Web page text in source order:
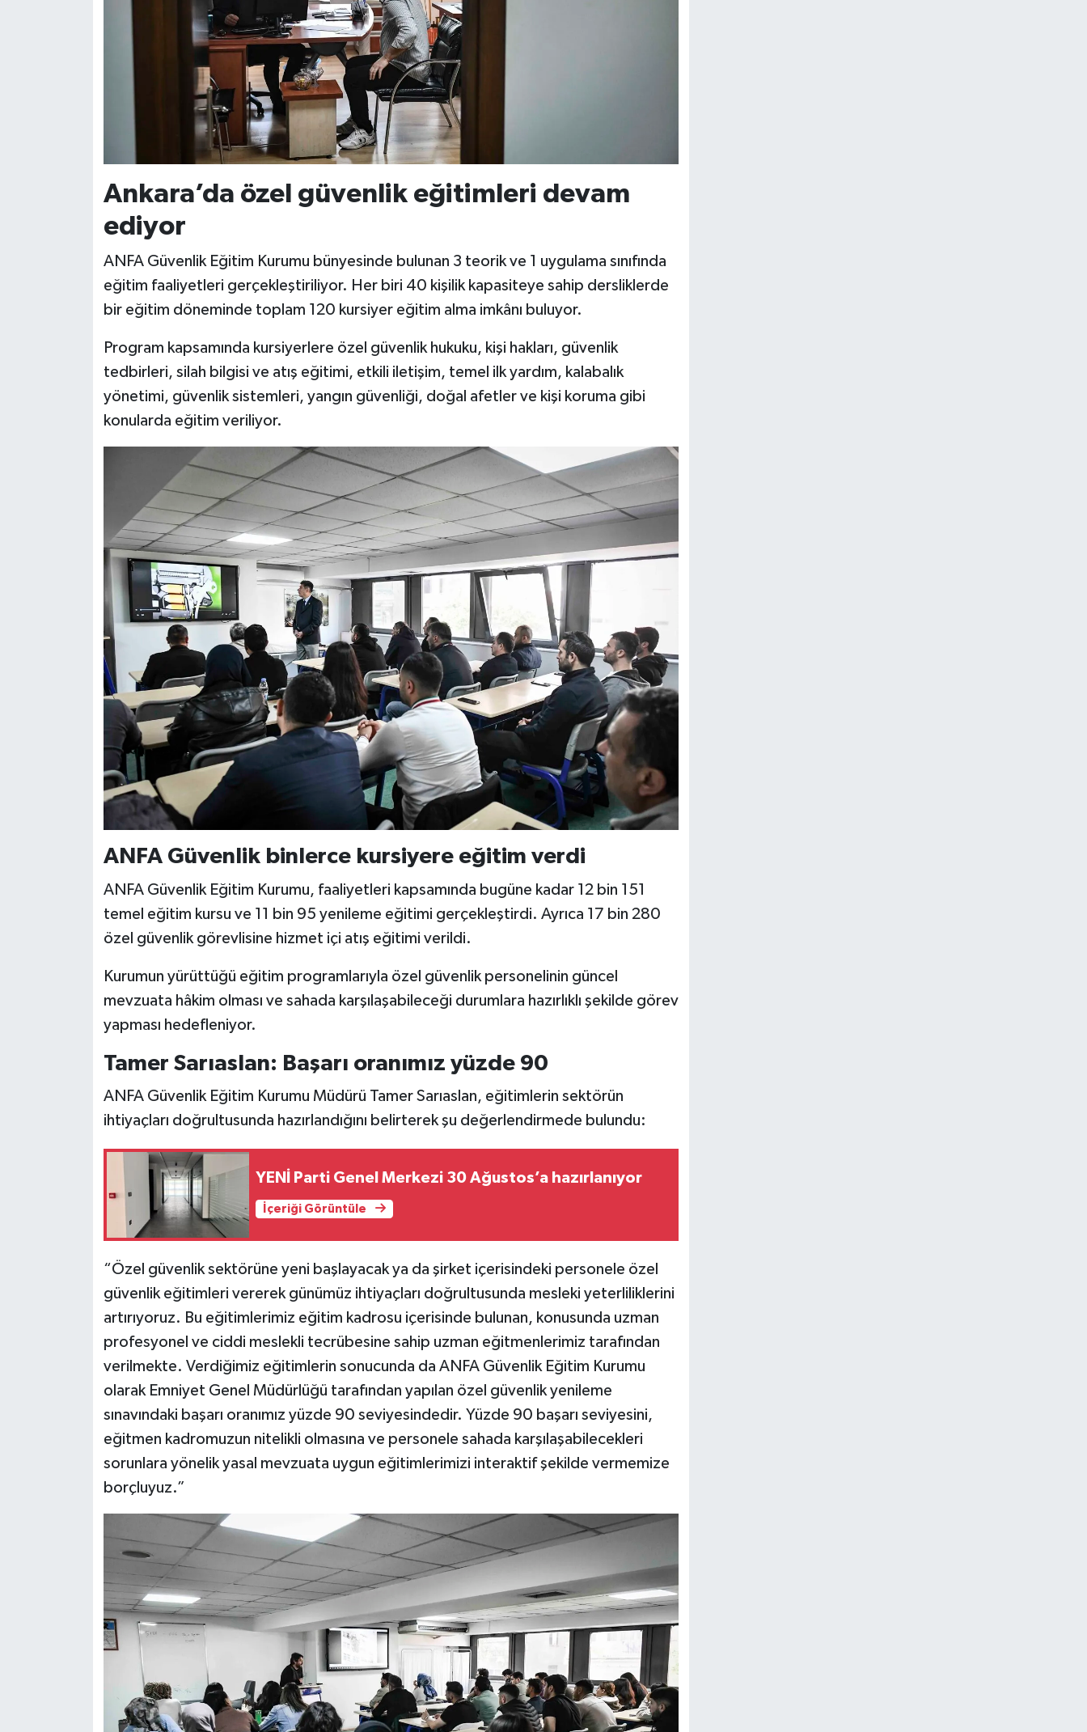
Ankara’da özel güvenlik eğitimleri devam
ediyor
ANFA Güvenlik Eğitim Kurumu bünyesinde bulunan 3 teorik ve 1 uygulama sınıfında
eğitim faaliyetleri gerçekleştiriliyor. Her biri 40 kişilik kapasiteye sahip dersliklerde
bir eğitim döneminde toplam 120 kursiyer eğitim alma imkânı buluyor.
Program kapsamında kursiyerlere özel güvenlik hukuku, kişi hakları, güvenlik
tedbirleri, silah bilgisi ve atış eğitimi, etkili iletişim, temel ilk yardım, kalabalık
yönetimi, güvenlik sistemleri, yangın güvenliği, doğal afetler ve kişi koruma gibi
konularda eğitim veriliyor.
ANFA Güvenlik binlerce kursiyere eğitim verdi
ANFA Güvenlik Eğitim Kurumu, faaliyetleri kapsamında bugüne kadar 12 bin 151
temel eğitim kursu ve 11 bin 95 yenileme eğitimi gerçekleştirdi. Ayrıca 17 bin 280
özel güvenlik görevlisine hizmet içi atış eğitimi verildi.
Kurumun yürüttüğü eğitim programlarıyla özel güvenlik personelinin güncel
mevzuata hâkim olması ve sahada karşılaşabileceği durumlara hazırlıklı şekilde görev
yapması hedefleniyor.
Tamer Sarıaslan: Başarı oranımız yüzde 90
ANFA Güvenlik Eğitim Kurumu Müdürü Tamer Sarıaslan, eğitimlerin sektörün
ihtiyaçları doğrultusunda hazırlandığını belirterek şu değerlendirmede bulundu:
YENİ Parti Genel Merkezi 30 Ağustos’a hazırlanıyor
İçeriği Görüntüle
“Özel güvenlik sektörüne yeni başlayacak ya da şirket içerisindeki personele özel
güvenlik eğitimleri vererek günümüz ihtiyaçları doğrultusunda mesleki yeterliliklerini
artırıyoruz. Bu eğitimlerimiz eğitim kadrosu içerisinde bulunan, konusunda uzman
profesyonel ve ciddi meslekli tecrübesine sahip uzman eğitmenlerimiz tarafından
verilmekte. Verdiğimiz eğitimlerin sonucunda da ANFA Güvenlik Eğitim Kurumu
olarak Emniyet Genel Müdürlüğü tarafından yapılan özel güvenlik yenileme
sınavındaki başarı oranımız yüzde 90 seviyesindedir. Yüzde 90 başarı seviyesini,
eğitmen kadromuzun nitelikli olmasına ve personele sahada karşılaşabilecekleri
sorunlara yönelik yasal mevzuata uygun eğitimlerimizi interaktif şekilde vermemize
borçluyuz.”